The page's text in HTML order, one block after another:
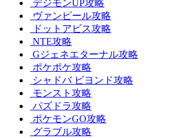
デジモンUP攻略
ヴァンピール攻略
ドットアビス攻略
NTE攻略
Gジェネエターナル攻略
ポケポケ攻略
シャドバ ビヨンド攻略
モンスト攻略
パズドラ攻略
ポケモンGO攻略
グラブル攻略